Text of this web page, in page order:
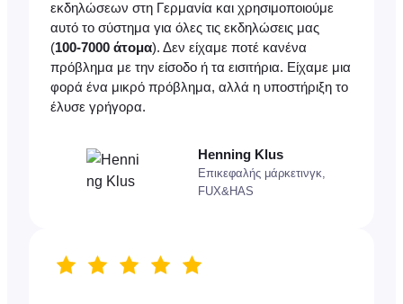
εκδηλώσεων στη Γερμανία και χρησιμοποιούμε
αυτό το σύστημα για όλες τις εκδηλώσεις μας
(100-7000 άτομα). Δεν είχαμε ποτέ κανένα
πρόβλημα με την είσοδο ή τα εισιτήρια. Είχαμε μια
φορά ένα μικρό πρόβλημα, αλλά η υποστήριξη το
έλυσε γρήγορα.
Henning Klus
Επικεφαλής μάρκετινγκ,
FUX&HAS